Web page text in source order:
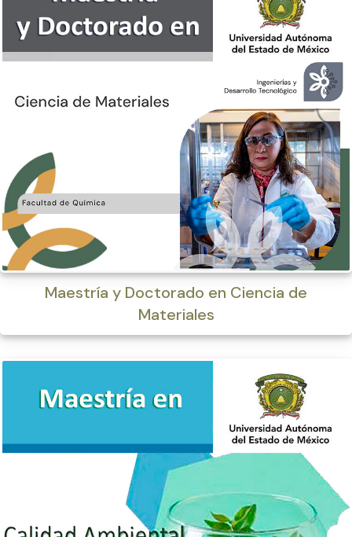
Maestría y Doctorado en Ciencia de
Materiales